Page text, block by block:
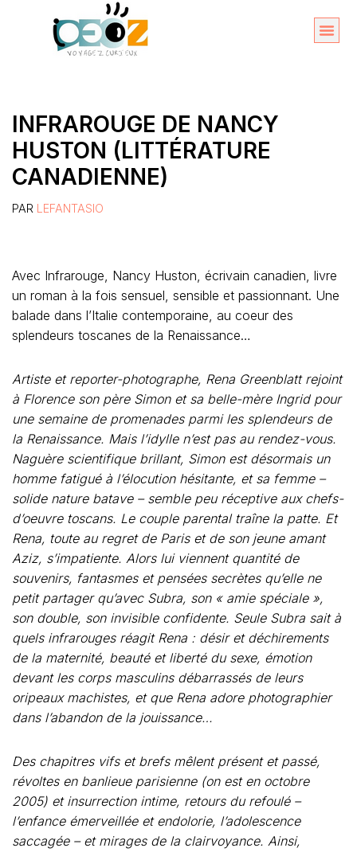
INFRAROUGE DE NANCY
HUSTON (LITTÉRATURE
CANADIENNE)
PAR LEFANTASIO
Avec Infrarouge, Nancy Huston, écrivain canadien, livre
un roman à la fois sensuel, sensible et passionnant. Une
balade dans l’Italie contemporaine, au coeur des
splendeurs toscanes de la Renaissance…
Artiste et reporter-photographe, Rena Greenblatt rejoint
à Florence son père Simon et sa belle-mère Ingrid pour
une semaine de promenades parmi les splendeurs de
la Renaissance. Mais l’idylle n’est pas au rendez-vous.
Naguère scientifique brillant, Simon est désormais un
homme fatigué à l’élocution hésitante, et sa femme –
solide nature batave – semble peu réceptive aux chefs-
d’oeuvre toscans. Le couple parental traîne la patte. Et
Rena, toute au regret de Paris et de son jeune amant
Aziz, s’impatiente. Alors lui viennent quantité de
souvenirs, fantasmes et pensées secrètes qu’elle ne
petit partager qu’avec Subra, son « amie spéciale »,
son double, son invisible confidente. Seule Subra sait à
quels infrarouges réagit Rena : désir et déchirements
de la maternité, beauté et liberté du sexe, émotion
devant les corps masculins débarrassés de leurs
oripeaux machistes, et que Rena adore photographier
dans l’abandon de la jouissance…
Des chapitres vifs et brefs mêlent présent et passé,
révoltes en banlieue parisienne (on est en octobre
2005) et insurrection intime, retours du refoulé –
l’enfance émerveillée et endolorie, l’adolescence
saccagée – et mirages de la clairvoyance. Ainsi,